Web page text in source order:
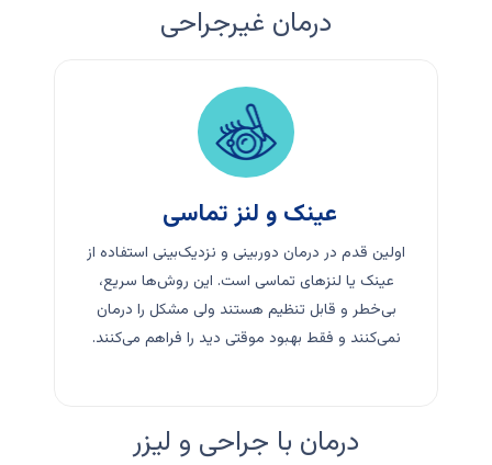
درمان غیرجراحی
عینک و لنز تماسی ​
اولین قدم در درمان دوربینی و نزدیک‌بینی استفاده از
عینک یا لنزهای تماسی است. این روش‌ها سریع،
بی‌خطر و قابل تنظیم هستند ولی مشکل را درمان
نمی‌کنند و فقط بهبود موقتی دید را فراهم می‌کنند.
درمان با جراحی و لیزر